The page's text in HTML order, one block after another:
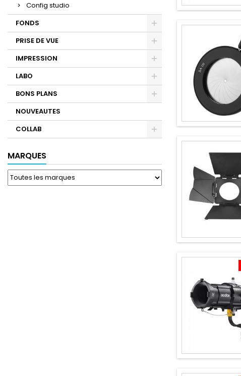
Config studio
FONDS
PRISE DE VUE
IMPRESSION
LABO
BONS PLANS
NOUVEAUTES
COLLAB
MARQUES